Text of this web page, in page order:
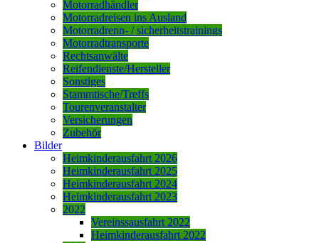
Motorradhändler
Motorradreisen ins Ausland
Motorradrenn- / sicherheitstrainings
Motorradtransporte
Rechtsanwälte
Reifendienste/Hersteller
Sonstiges
Stammtische/Treffs
Tourenveranstalter
Versicherungen
Zubehör
Bilder
Heimkinderausfahrt 2026
Heimkinderausfahrt 2025
Heimkinderausfahrt 2024
Heimkinderausfahrt 2023
2022
Vereinssausfahrt 2022
Heimkinderausfahrt 2022